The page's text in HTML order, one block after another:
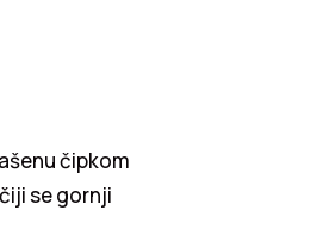
čipkom
se gornji